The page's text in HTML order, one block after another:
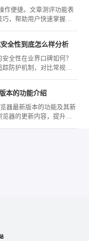
作便捷。文章测评功能表
，帮助用户快速掌握新
全性到底怎么样分析
全性在业界口碑如何？
防护机制，对比常规模
本的功能介绍
器最新版本的功能及其新
器的更新内容，提升使